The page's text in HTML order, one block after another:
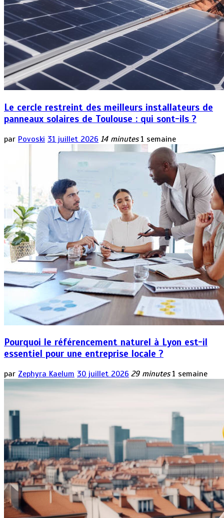
Le cercle restreint des meilleurs installateurs de
panneaux solaires de Toulouse : qui sont-ils ?
par Povoski 31 juillet 2026 14 minutes 1 semaine
Pourquoi le référencement naturel à Lyon est-il
essentiel pour une entreprise locale ?
par Zephyra Kaelum 30 juillet 2026 29 minutes 1 semaine